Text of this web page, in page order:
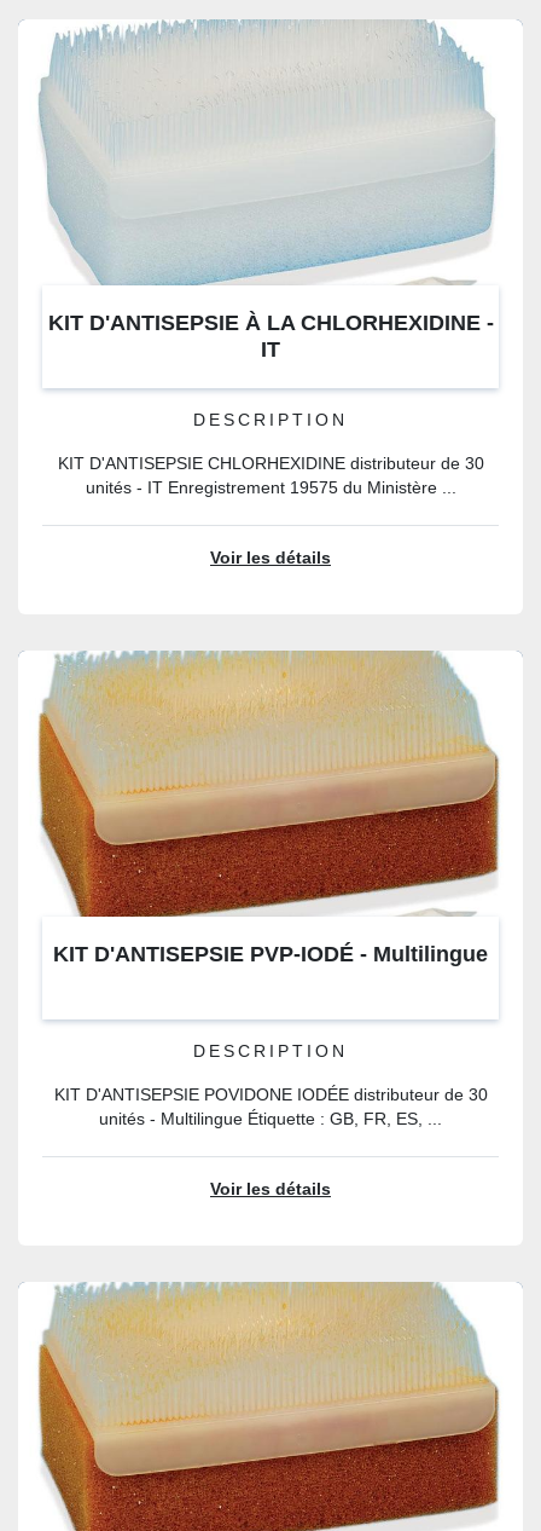
KIT D'ANTISEPSIE À LA CHLORHEXIDINE -
IT
DESCRIPTION
KIT D'ANTISEPSIE CHLORHEXIDINE distributeur de 30
unités - IT Enregistrement 19575 du Ministère ...
Voir les détails
KIT D'ANTISEPSIE PVP-IODÉ - Multilingue
DESCRIPTION
KIT D'ANTISEPSIE POVIDONE IODÉE distributeur de 30
unités - Multilingue Étiquette : GB, FR, ES, ...
Voir les détails